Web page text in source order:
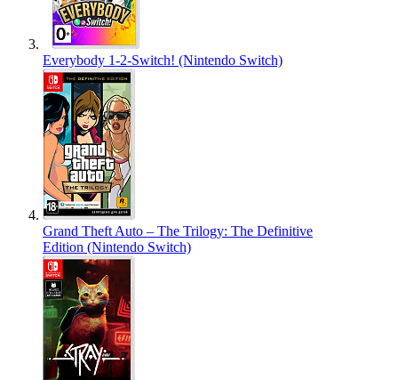
Everybody 1-2-Switch! (Nintendo Switch)
Grand Theft Auto – The Trilogy: The Definitive
Edition (Nintendo Switch)